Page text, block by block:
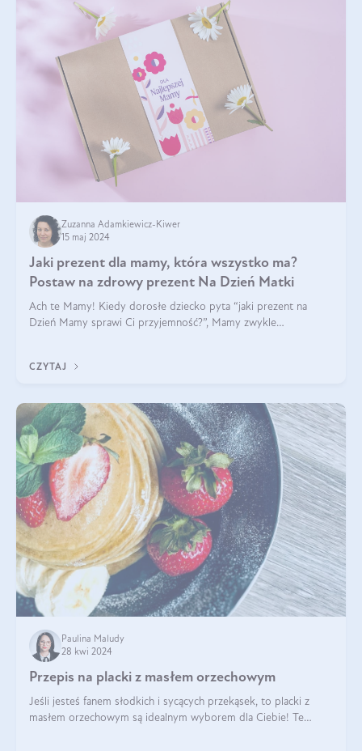
Zuzanna Adamkiewicz-Kiwer
15 maj 2024
Jaki prezent dla mamy, która wszystko ma?
Postaw na zdrowy prezent Na Dzień Matki
Ach te Mamy! Kiedy dorosłe dziecko pyta “jaki prezent na
Dzień Mamy sprawi Ci przyjemność?”, Mamy zwykle
CZYTAJ
Paulina Maludy
28 kwi 2024
Przepis na placki z masłem orzechowym
Jeśli jesteś fanem słodkich i sycących przekąsek, to placki z
masłem orzechowym są idealnym wyborem dla Ciebie! Te